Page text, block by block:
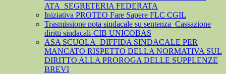
ATA_SEGRETERIA FEDERATA
Iniziativa PROTEO Fare Sapere FLC CGIL
Trasmissione nota sindacale su sentenza_Cassazione
diritti sindacali-CIB UNICOBAS
ASA SCUOLA_DIFFIDA SINDACALE PER
MANCATO RISPETTO DELLA NORMATIVA SUL
DIRITTO ALLA PROROGA DELLE SUPPLENZE
BREVI